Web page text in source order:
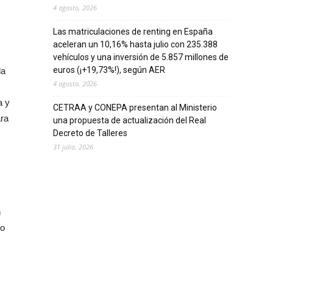
y
4 agosto, 2026
Las matriculaciones de renting en España
aceleran un 10,16% hasta julio con 235.388
vehículos y una inversión de 5.857 millones de
euros (¡+19,73%!), según AER
4 agosto, 2026
CETRAA y CONEPA presentan al Ministerio
una propuesta de actualización del Real
Decreto de Talleres
31 julio, 2026